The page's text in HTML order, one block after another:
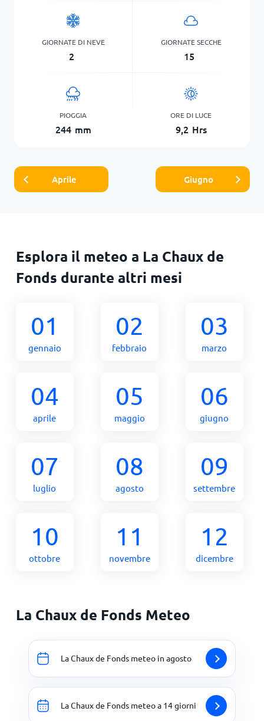
GIORNATE DI NEVE
2
GIORNATE SECCHE
15
PIOGGIA
244 mm
ORE DI LUCE
9,2 Hrs
Aprile Giugno
Esplora il meteo a La Chaux de
Fonds durante altri mesi
01
gennaio
02
febbraio
03
marzo
04
aprile
05
maggio
06
giugno
07
luglio
08
agosto
09
settembre
10
ottobre
11
novembre
12
dicembre
La Chaux de Fonds Meteo
La Chaux de Fonds meteo in agosto
La Chaux de Fonds meteo a 14 giorni